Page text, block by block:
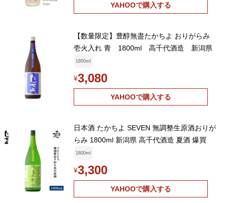
YAHOOで購入する
【数量限定】豊醇無盡たかちよ おりがらみ
壱火入れ 青 1800ml 高千代酒造 新潟県
1800ml
¥3,080
YAHOOで購入する
日本酒 たかちよ SEVEN 無調整生原酒おりが
らみ 1800ml 新潟県 高千代酒造 夏酒 爆買
1800ml
¥3,300
YAHOOで購入する